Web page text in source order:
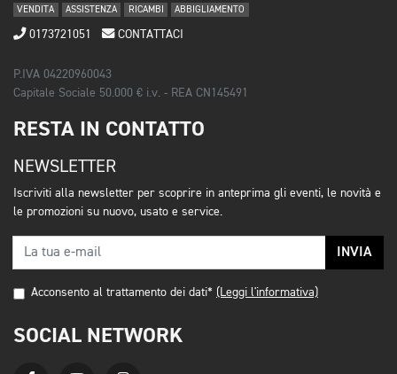
VENDITA ASSISTENZA RICAMBI ABBIGLIAMENTO
0173721051 CONTATTACI
P.IVA 04220960043
Capitale Sociale 50.000 € i.v. - REA CN145491
RESTA IN CONTATTO
NEWSLETTER
Iscriviti alla newsletter per scoprire in anteprima gli eventi, le novità e
le promozioni su nuovo, usato e service.
INVIA
Acconsento al trattamento dei dati* (Leggi l'informativa)
SOCIAL NETWORK